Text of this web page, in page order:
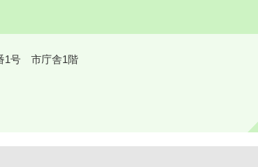
1号 市庁舎1階